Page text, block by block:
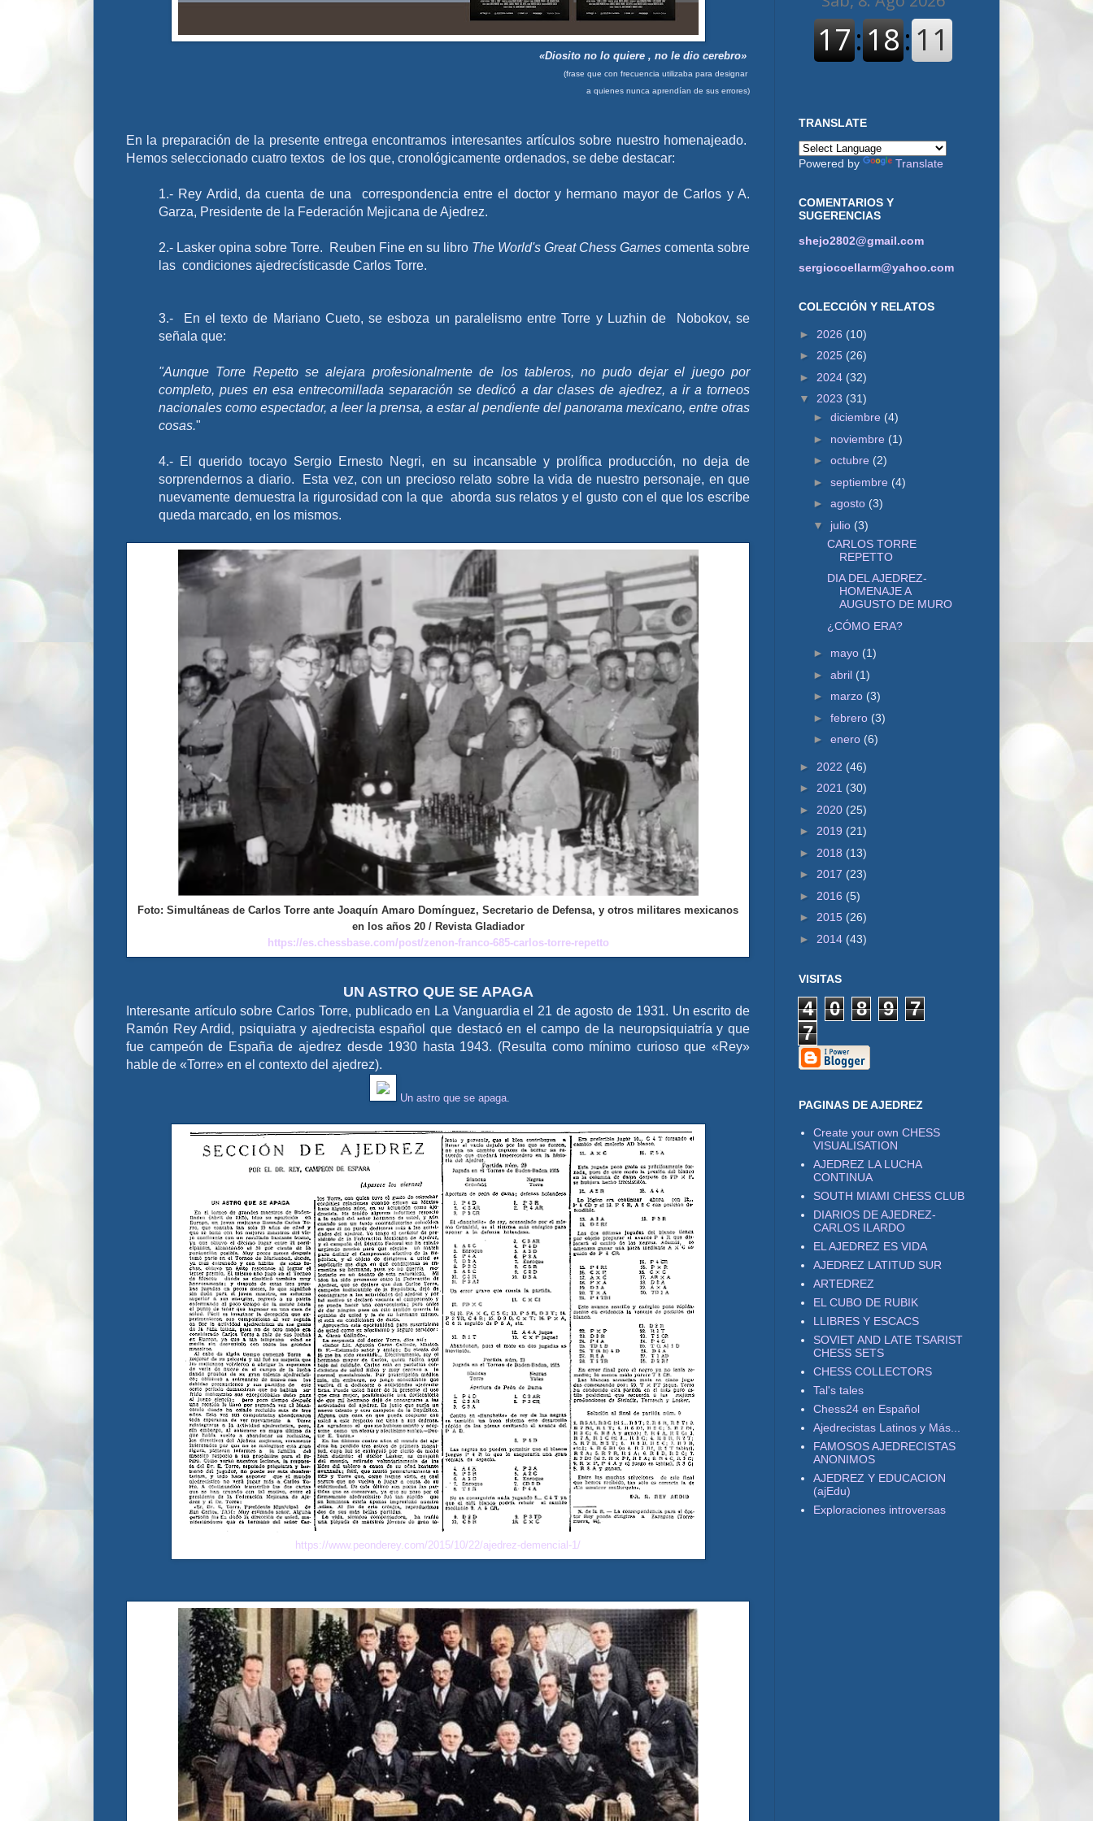
«Diosito no lo quiere , no le dio cerebro»
(frase que con frecuencia utilizaba para designar
a quienes nunca aprendían de sus errores)
En la preparación de la presente entrega encontramos interesantes artículos sobre nuestro homenajeado.
Hemos seleccionado cuatro textos de los que, cronológicamente ordenados, se debe destacar:
1.- Rey Ardid, da cuenta de una correspondencia entre el doctor y hermano mayor de Carlos y A.
Garza, Presidente de la Federación Mejicana de Ajedrez.
2.- Lasker opina sobre Torre. Reuben Fine en su libro The World's Great Chess Games comenta sobre
las condiciones ajedrecísticasde Carlos Torre.
3.- En el texto de Mariano Cueto, se esboza un paralelismo entre Torre y Luzhin de Nobokov, se
señala que:
"Aunque Torre Repetto se alejara profesionalmente de los tableros, no pudo dejar el juego por
completo, pues en esa entrecomillada separación se dedicó a dar clases de ajedrez, a ir a torneos
nacionales como espectador, a leer la prensa, a estar al pendiente del panorama mexicano, entre otras
cosas."
4.- El
querido tocayo Sergio Ernesto Negri, en su incansable y prolífica producción, no deja de
sorprendernos a diario. Esta vez, con un precioso relato sobre la vida de nuestro personaje, en que
nuevamente demuestra la rigurosidad con la que aborda sus relatos y el gusto con el que los escribe
queda marcado, en los mismos.
Foto: Simultáneas de Carlos Torre ante Joaquín Amaro Domínguez, Secretario de Defensa, y otros militares mexicanos
en los años 20 / Revista Gladiador
https://es.chessbase.com/post/zenon-franco-685-carlos-torre-repetto
UN ASTRO QUE SE APAGA
Interesante artículo sobre Carlos Torre, publicado en La Vanguardia el 21 de agosto de 1931. Un escrito de
Ramón Rey Ardid, psiquiatra y ajedrecista español que destacó en el campo de la neuropsiquiatría y que
fue campeón de España de ajedrez desde 1930 hasta 1943. (Resulta como mínimo curioso que «Rey»
hable de «Torre» en el contexto del ajedrez).
Un astro que se apaga.
https://www.peonderey.com/2015/10/22/ajedrez-demencial-1/
TRANSLATE
Powered by Translate
COMENTARIOS Y
SUGERENCIAS
shejo2802@gmail.com
sergiocoellarm@yahoo.com
COLECCIÓN Y RELATOS
► 2026 (10)
► 2025 (26)
► 2024 (32)
▼ 2023 (31)
► diciembre (4)
► noviembre (1)
► octubre (2)
► septiembre (4)
► agosto (3)
▼ julio (3)
CARLOS TORRE
REPETTO
DIA DEL AJEDREZ-
HOMENAJE A
AUGUSTO DE MURO
¿CÓMO ERA?
► mayo (1)
► abril (1)
► marzo (3)
► febrero (3)
► enero (6)
► 2022 (46)
► 2021 (30)
► 2020 (25)
► 2019 (21)
► 2018 (13)
► 2017 (23)
► 2016 (5)
► 2015 (26)
► 2014 (43)
VISITAS
4 0 8 9
7
7
PAGINAS DE AJEDREZ
Create your own CHESS
VISUALISATION
AJEDREZ LA LUCHA
CONTINUA
SOUTH MIAMI CHESS CLUB
DIARIOS DE AJEDREZ-
CARLOS ILARDO
EL AJEDREZ ES VIDA
AJEDREZ LATITUD SUR
ARTEDREZ
EL CUBO DE RUBIK
LLIBRES Y ESCACS
SOVIET AND LATE TSARIST
CHESS SETS
CHESS COLLECTORS
Tal's tales
Chess24 en Español
Ajedrecistas Latinos y Más...
FAMOSOS AJEDRECISTAS
ANONIMOS
AJEDREZ Y EDUCACION
(ajEdu)
Exploraciones introversas